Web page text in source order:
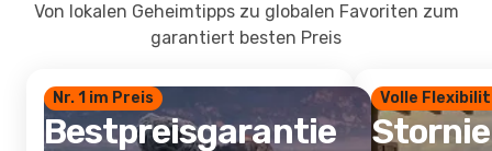
Von lokalen Geheimtipps zu globalen Favoriten zum
garantiert besten Preis
Nr. 1 im Preis
Bestpreisgarantie
Volle